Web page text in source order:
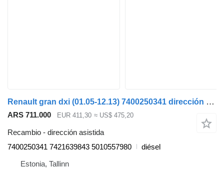
Renault gran dxi (01.05-12.13) 7400250341 dirección asistida para Renault Magnum (1990-2014) cabeza tractora
ARS 711.000 EUR 411,30 ≈ US$ 475,20
Recambio - dirección asistida
7400250341 7421639843 5010557980
diésel
Estonia, Tallinn